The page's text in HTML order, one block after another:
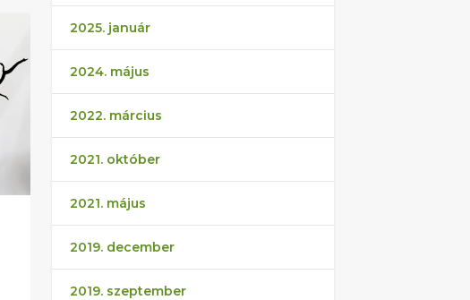
2025. január
2024. május
2022. március
2021. október
2021. május
2019. december
2019. szeptember